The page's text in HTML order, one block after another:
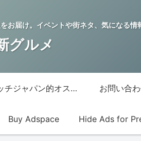
お届け。イベントや街ネタ、気になる情
グルメ
グッチジャパン的オススメ店 お問い合
Buy Adspace